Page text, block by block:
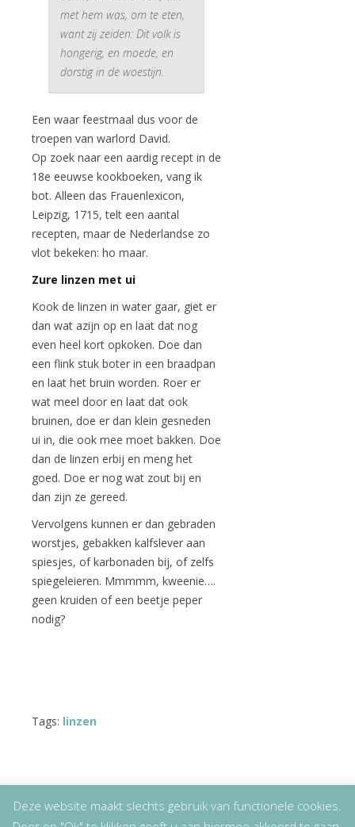
met hem was, om te eten,
want zij zeiden: Dit volk is
hongerig, en moede, en
dorstig in de woestijn.
Een waar feestmaal dus voor de
troepen van warlord David.
Op zoek naar een aardig recept in de
18e eeuwse kookboeken, vang ik
bot. Alleen das Frauenlexicon,
Leipzig, 1715, telt een aantal
recepten, maar de Nederlandse zo
vlot bekeken: ho maar.
Zure linzen met ui
Kook de linzen in water gaar, giet er
dan wat azijn op en laat dat nog
even heel kort opkoken. Doe dan
een flink stuk boter in een braadpan
en laat het bruin worden. Roer er
wat meel door en laat dat ook
bruinen, doe er dan klein gesneden
ui in, die ook mee moet bakken. Doe
dan de linzen erbij en meng het
goed. Doe er nog wat zout bij en
dan zijn ze gereed.
Vervolgens kunnen er dan gebraden
worstjes, gebakken kalfslever aan
spiesjes, of karbonaden bij, of zelfs
spiegeleieren. Mmmmm, kweenie….
geen kruiden of een beetje peper
nodig?
Tags: linzen
Deze website maakt slechts gebruik van functionele cookies.